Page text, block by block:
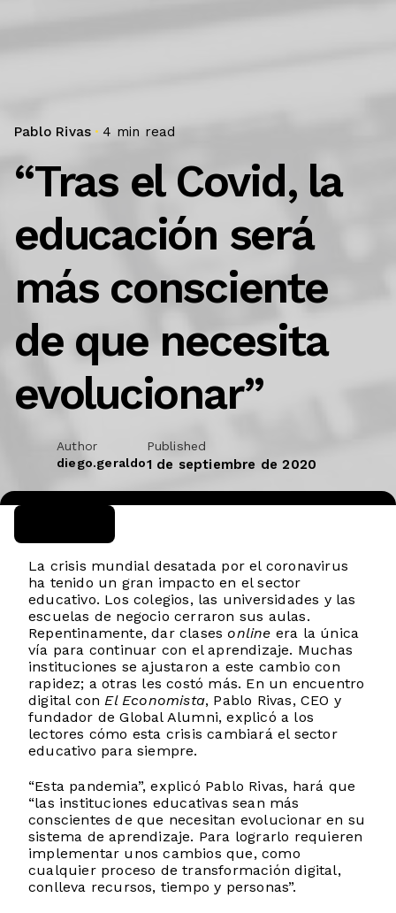
Pablo Rivas 4 min read
“Tras el Covid, la
educación será
más consciente
de que necesita
evolucionar”
Author
diego.geraldo
Published
1 de septiembre de 2020
La crisis mundial desatada por el coronavirus
ha tenido un gran impacto en el sector
educativo. Los colegios, las universidades y las
escuelas de negocio cerraron sus aulas.
Repentinamente, dar clases online era la única
vía para continuar con el aprendizaje. Muchas
instituciones se ajustaron a este cambio con
rapidez; a otras les costó más. En un encuentro
digital con El Economista, Pablo Rivas, CEO y
fundador de Global Alumni, explicó a los
lectores cómo esta crisis cambiará el sector
educativo para siempre.
“Esta pandemia”, explicó Pablo Rivas, hará que
“las instituciones educativas sean más
conscientes de que necesitan evolucionar en su
sistema de aprendizaje. Para lograrlo requieren
implementar unos cambios que, como
cualquier proceso de transformación digital,
conlleva recursos, tiempo y personas”.